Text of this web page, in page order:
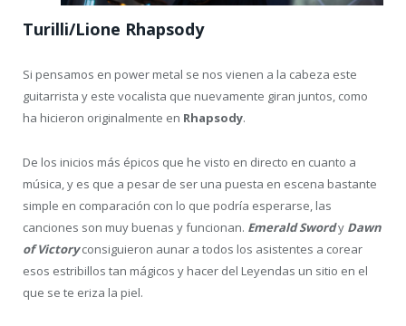
Turilli/Lione Rhapsody
Si pensamos en power metal se nos vienen a la cabeza este
guitarrista y este vocalista que nuevamente giran juntos, como
ha hicieron originalmente en Rhapsody.
De los inicios más épicos que he visto en directo en cuanto a
música, y es que a pesar de ser una puesta en escena bastante
simple en comparación con lo que podría esperarse, las
canciones son muy buenas y funcionan. Emerald Swordy Dawn
of Victoryconsiguieron aunar a todos los asistentes a corear
esos estribillos tan mágicos y hacer del Leyendas un sitio en el
que se te eriza la piel.